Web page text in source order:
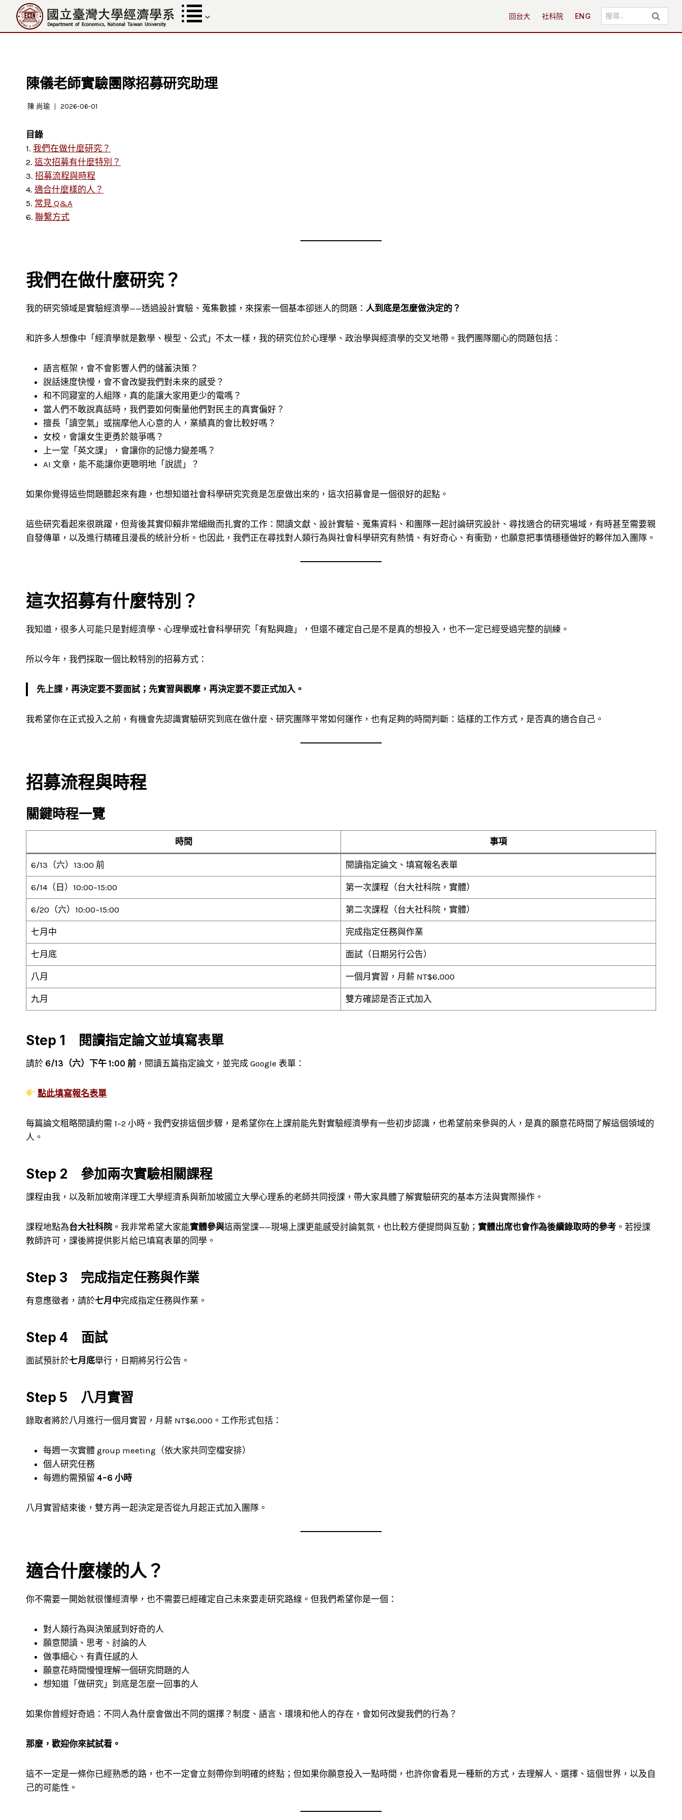
內
回台大 社科院 ENG
搜
尋
陳儀老師實驗團隊招募研究助理
陳 尚瑜 2026-06-01
目錄
1. 我們在做什麼研究？
2. 這次招募有什麼特別？
3. 招募流程與時程
4. 適合什麼樣的人？
5. 常見 Q&A
6. 聯繫方式
我們在做什麼研究？
我的研究領域是實驗經濟學——透過設計實驗、蒐集數據，來探索一個基本卻迷人的問題： 人到底是怎麼做決定的？
和許多人想像中「經濟學就是數學、模型、公式」不太一樣，我的研究位於心理學、政治學與經濟學的交叉地帶。我們團隊關心的問題包括：
語言框架，會不會影響人們的儲蓄決策？
說話速度快慢，會不會改變我們對未來的感受？
和不同寢室的人組隊，真的能讓大家用更少的電嗎？
當人們不敢說真話時，我們要如何衡量他們對民主的真實偏好？
擅長「讀空氣」或揣摩他人心意的人，業績真的會比較好嗎？
女校，會讓女生更勇於競爭嗎？
上一堂「英文課」，會讓你的記憶力變差嗎？
AI 文章，能不能讓你更聰明地「說謊」？
如果你覺得這些問題聽起來有趣，也想知道社會科學研究究竟是怎麼做出來的，這次招募會是一個很好的起點。
這些研究看起來很跳躍，但背後其實仰賴非常細緻而扎實的工作：閱讀文獻、設計實驗、蒐集資料、和團隊一起討論研究設計、尋找適合的研究場域，有時甚至需要親
自發傳單，以及進行精確且漫長的統計分析。也因此，我們正在尋找對人類行為與社會科學研究有熱情、有好奇心、有衝勁，也願意把事情穩穩做好的夥伴加入團隊。
這次招募有什麼特別？
我知道，很多人可能只是對經濟學、心理學或社會科學研究「有點興趣」，但還不確定自己是不是真的想投入，也不一定已經受過完整的訓練。
所以今年，我們採取一個比較特別的招募方式：
先上課，再決定要不要面試；先實習與觀摩，再決定要不要正式加入。
我希望你在正式投入之前，有機會先認識實驗研究到底在做什麼、研究團隊平常如何運作，也有足夠的時間判斷：這樣的工作方式，是否真的適合自己。
招募流程與時程
關鍵時程一覽
時間 事項
6/13（六）13:00 前 閱讀指定論文、填寫報名表單
6/14（日）10:00–15:00 第一次課程（台大社科院，實體）
6/20（六）10:00–15:00 第二次課程（台大社科院，實體）
七月中 完成指定任務與作業
七月底 面試（日期另行公告）
八月 一個月實習，月薪 NT$6,000
九月 雙方確認是否正式加入
Step 1 閱讀指定論文並填寫表單
請於 6/13（六）下午 1:00 前 ，閱讀五篇指定論文，並完成 Google 表單：
點此填寫報名表單
每篇論文粗略閱讀約需 1–2 小時。我們安排這個步驟，是希望你在上課前能先對實驗經濟學有一些初步認識，也希望前來參與的人，是真的願意花時間了解這個領域的
人。
Step 2 參加兩次實驗相關課程
課程由我，以及新加坡南洋理工大學經濟系與新加坡國立大學心理系的老師共同授課，帶大家具體了解實驗研究的基本方法與實際操作。
課程地點為台大社科院 。我非常希望大家能實體參與這兩堂課——現場上課更能感受討論氣氛，也比較方便提問與互動； 實體出席也會作為後續錄取時的參考 。若授課
教師許可，課後將提供影片給已填寫表單的同學。
Step 3 完成指定任務與作業
有意應徵者，請於七月中完成指定任務與作業。
Step 4 面試
面試預計於七月底舉行，日期將另行公告。
Step 5 八月實習
錄取者將於八月進行一個月實習，月薪 NT$6,000。工作形式包括：
每週一次實體 group meeting（依大家共同空檔安排）
個人研究任務
每週約需預留 4–6 小時
八月實習結束後，雙方再一起決定是否從九月起正式加入團隊。
適合什麼樣的人？
你不需要一開始就很懂經濟學，也不需要已經確定自己未來要走研究路線。但我們希望你是一個：
對人類行為與決策感到好奇的人
願意閱讀、思考、討論的人
做事細心、有責任感的人
願意花時間慢慢理解一個研究問題的人
想知道「做研究」到底是怎麼一回事的人
如果你曾經好奇過：不同人為什麼會做出不同的選擇？制度、語言、環境和他人的存在，會如何改變我們的行為？
那麼，歡迎你來試試看。
這不一定是一條你已經熟悉的路，也不一定會立刻帶你到明確的終點；但如果你願意投入一點時間，也許你會看見一種新的方式，去理解人、選擇、這個世界，以及自
己的可能性。